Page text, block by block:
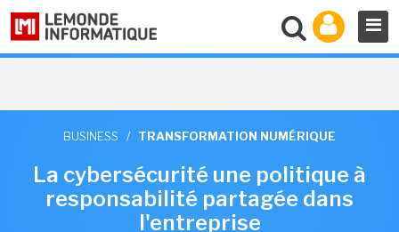
BUSINESS / TRANSFORMATION NUMÉRIQUE
La cybersécurité une politique à
responsabilité partagée dans
l'entreprise